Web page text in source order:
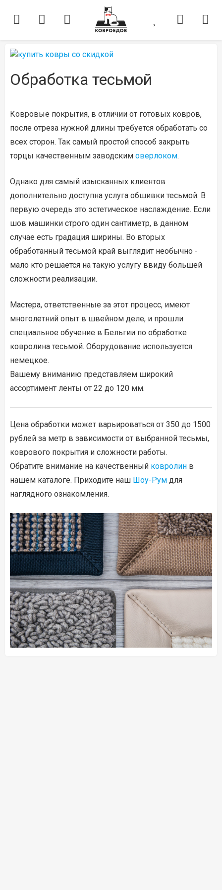
Обработка тесьмой
Ковровые покрытия, в отличии от готовых ковров,
после отреза нужной длины требуется обработать со
всех сторон. Так самый простой способ закрыть
торцы качественным заводским оверлоком.
Однако для самый изысканных клиентов
дополнительно доступна услуга обшивки тесьмой. В
первую очередь это эстетическое наслаждение. Если
шов машинки строго один сантиметр, в данном
случае есть градация ширины. Во вторых
обработанный тесьмой край выглядит необычно -
мало кто решается на такую услугу ввиду большей
сложности реализации.
Мастера, ответственные за этот процесс, имеют
многолетний опыт в швейном деле, и прошли
специальное обучение в Бельгии по обработке
ковролина тесьмой. Оборудование используется
немецкое.
Вашему вниманию представляем широкий
ассортимент ленты от 22 до 120 мм.
Цена обработки может варьироваться от 350 до 1500
рублей за метр в зависимости от выбранной тесьмы,
коврового покрытия и сложности работы.
Обратите внимание на качественный ковролин в
нашем каталоге. Приходите наш Шоу-Рум для
наглядного ознакомления.